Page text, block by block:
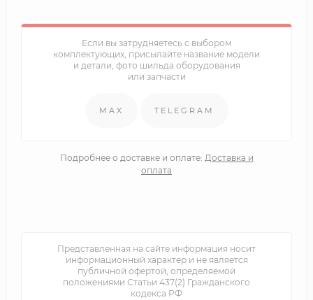
Если вы затрудняетесь с выбором
комплектующих, присылайте название модели
и детали, фото шильда оборудования
или запчасти
MAX TELEGRAM
Подробнее о доставке и оплате: Доставка и
оплата
Представленная на сайте информация носит
информационный характер и не является
публичной офертой, определяемой
положениями Статьи 437(2) Гражданского
кодекса РФ